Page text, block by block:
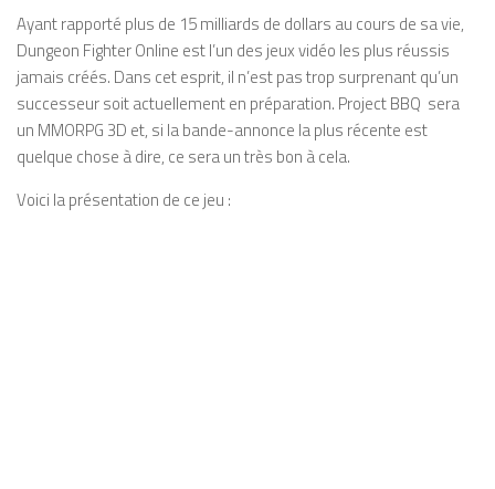
Ayant rapporté plus de 15 milliards de dollars au cours de sa vie,
Dungeon Fighter Online est l’un des jeux vidéo les plus réussis
jamais créés. Dans cet esprit, il n’est pas trop surprenant qu’un
successeur soit actuellement en préparation. Project BBQ sera
un MMORPG 3D et, si la bande-annonce la plus récente est
quelque chose à dire, ce sera un très bon à cela.
Voici la présentation de ce jeu :